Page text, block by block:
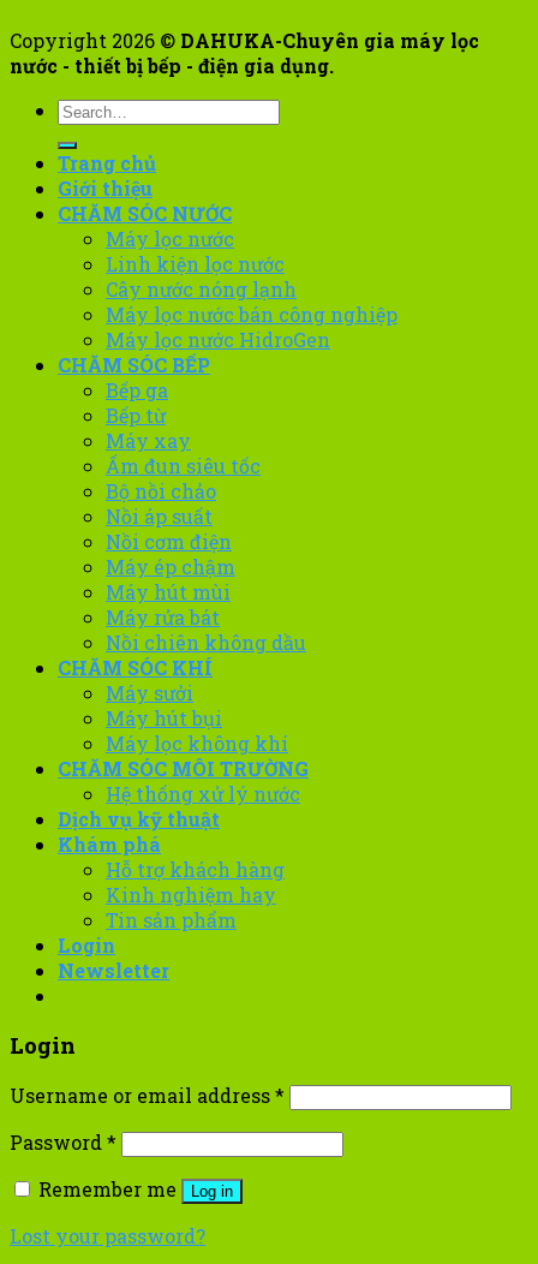
Copyright 2026 © DAHUKA-Chuyên gia máy lọc
nước - thiết bị bếp - điện gia dụng.
Search
for:
Trang chủ
Giới thiệu
CHĂM SÓC NƯỚC
Máy lọc nước
Linh kiện lọc nước
Cây nước nóng lạnh
Máy lọc nước bán công nghiệp
Máy lọc nước HidroGen
CHĂM SÓC BẾP
Bếp ga
Bếp từ
Máy xay
Ấm đun siêu tốc
Bộ nồi chảo
Nồi áp suất
Nồi cơm điện
Máy ép chậm
Máy hút mùi
Máy rửa bát
Nồi chiên không dầu
CHĂM SÓC KHÍ
Máy sưởi
Máy hút bụi
Máy lọc không khí
CHĂM SÓC MÔI TRƯỜNG
Hệ thống xử lý nước
Dịch vụ kỹ thuật
Khám phá
Hỗ trợ khách hàng
Kinh nghiệm hay
Tin sản phẩm
Login
Newsletter
Login
Username or email address*
Password *
Remember me
Log in
Lost your password?